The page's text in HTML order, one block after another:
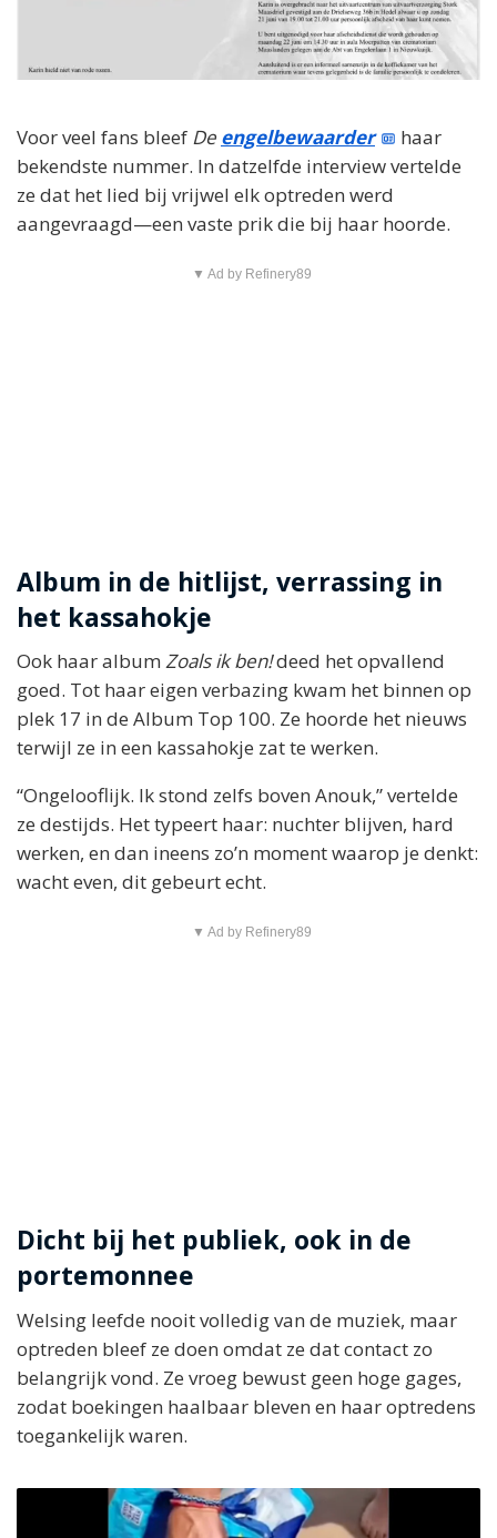
Voor veel fans bleef De engelbewaarder
haar
bekendste nummer. In datzelfde interview vertelde
ze dat het lied bij vrijwel elk optreden werd
aangevraagd—een vaste prik die bij haar hoorde.
▼ Ad by Refinery89
Album in de hitlijst, verrassing in
het kassahokje
Ook haar album Zoals ik ben!deed het opvallend
goed. Tot haar eigen verbazing kwam het binnen op
plek 17 in de Album Top 100. Ze hoorde het nieuws
terwijl ze in een kassahokje zat te werken.
“Ongelooflijk. Ik stond zelfs boven Anouk,” vertelde
ze destijds. Het typeert haar: nuchter blijven, hard
werken, en dan ineens zo’n moment waarop je denkt:
wacht even, dit gebeurt echt.
▼ Ad by Refinery89
Dicht bij het publiek, ook in de
portemonnee
Welsing leefde nooit volledig van de muziek, maar
optreden bleef ze doen omdat ze dat contact zo
belangrijk vond. Ze vroeg bewust geen hoge gages,
zodat boekingen haalbaar bleven en haar optredens
toegankelijk waren.